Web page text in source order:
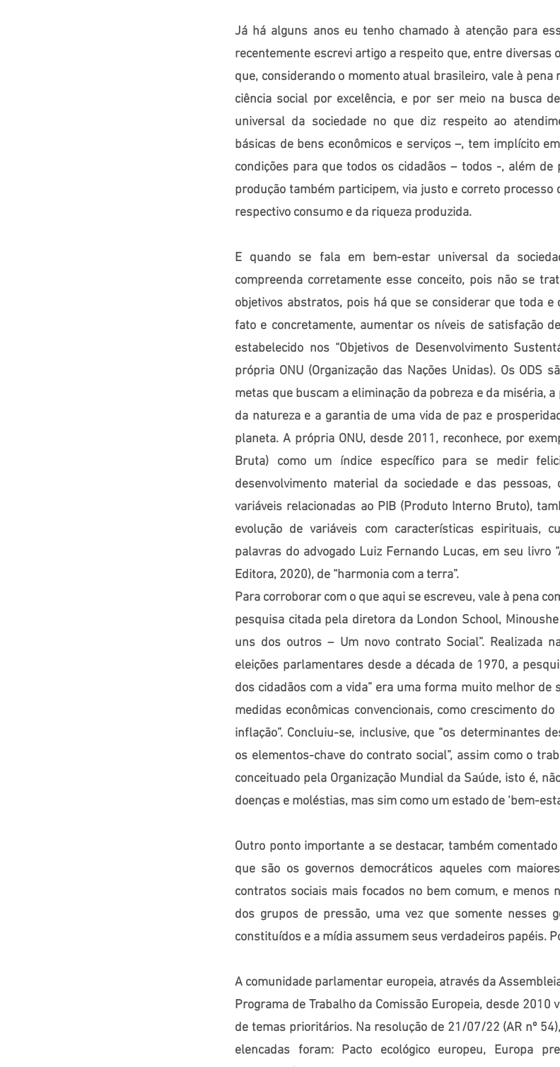
Já há alguns anos eu tenho chamado à atenção para
recentemente escrevi artigo a respeito que, entre diversas
que, considerando o momento atual brasileiro, vale à pena
ciência social por excelência, e por ser meio na busca
universal da sociedade no que diz respeito ao
básicas de bens econômicos e serviços –, tem implícito
condições para que todos os cidadãos – todos -, além de
produção também participem, via justo e correto processo
respectivo consumo e da riqueza produzida.
E quando se fala em bem-estar universal da
compreenda corretamente esse conceito, pois não se
objetivos abstratos, pois há que se considerar que toda e
fato e concretamente, aumentar os níveis de satisfação
estabelecido nos “Objetivos de Desenvolvimento
própria ONU (Organização das Nações Unidas). Os ODS
metas que buscam a eliminação da pobreza e da miséria,
da natureza e a garantia de uma vida de paz e
planeta. A própria ONU, desde 2011, reconhece, por
Bruta) como um índice específico para se medir
desenvolvimento material da sociedade e das pessoas,
variáveis relacionadas ao PIB (Produto Interno Bruto),
evolução de variáveis com características espirituais,
palavras do advogado Luiz Fernando Lucas, em seu livro
Editora, 2020), de “harmonia com a terra”.
Para corroborar com o que aqui se escreveu, vale à pena
pesquisa citada pela diretora da London School,
uns dos outros – Um novo contrato Social”. Realizada
eleições parlamentares desde a década de 1970, a
dos cidadãos com a vida” era uma forma muito melhor de
medidas econômicas convencionais, como crescimento
inflação”. Concluiu-se, inclusive, que “os determinantes
os elementos-chave do contrato social”, assim como o
conceituado pela Organização Mundial da Saúde, isto é,
doenças e moléstias, mas sim como um estado de ‘bem-
Outro ponto importante a se destacar, também
que são os governos democráticos aqueles com
contratos sociais mais focados no bem comum, e menos
dos grupos de pressão, uma vez que somente nesses
constituídos e a mídia assumem seus verdadeiros papéis.
A comunidade parlamentar europeia, através da
Programa de Trabalho da Comissão Europeia, desde 2010
de temas prioritários. Na resolução de 21/07/22 (AR nº
elencadas foram: Pacto ecológico europeu, Europa